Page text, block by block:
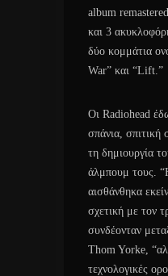
album
και 3
δύο κομμάτια
War” και “Lift.”
Οι Radiohead
σπάνια, σπιτική
τη δημιουργία
άλμπουμ τους.
αισθάνθηκα
σχετική με τον
συνδέονταν
Thom Yorke,
τεχνολογικές